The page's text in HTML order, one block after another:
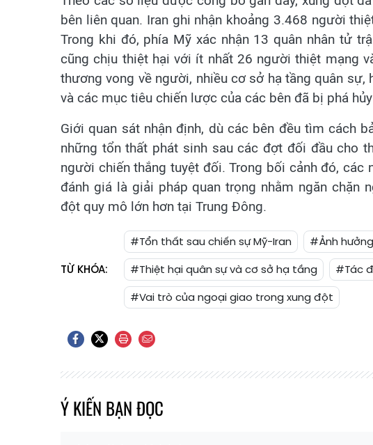
bên liên quan. Iran ghi nhận khoảng 3.468 người
Trong khi đó, phía Mỹ xác nhận 13 quân nhân tử
cũng chịu thiệt hại với ít nhất 26 người thiệt mạng
thương vong về người, nhiều cơ sở hạ tầng quân
và các mục tiêu chiến lược của các bên đã bị phá
Giới quan sát nhận định, dù các bên đều tìm cách
những tổn thất phát sinh sau các đợt đối đầu cho
người chiến thắng tuyệt đối. Trong bối cảnh đó,
đánh giá là giải pháp quan trọng nhằm ngăn chặn
đột quy mô lớn hơn tại Trung Đông.
TỪ KHÓA:
#Tổn thất sau chiến sự Mỹ-Iran
#Ảnh
#Thiệt hại quân sự và cơ sở hạ tầng
#Tác
#Vai trò của ngoại giao trong xung đột
Ý KIẾN BẠN ĐỌC